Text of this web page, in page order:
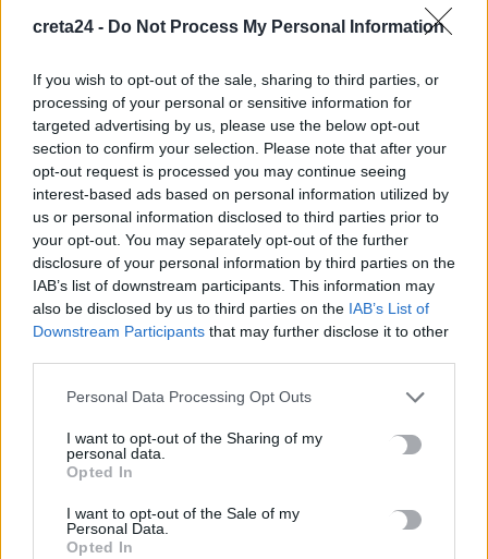
creta24 - Do Not Process My Personal Information
If you wish to opt-out of the sale, sharing to third parties, or
processing of your personal or sensitive information for
targeted advertising by us, please use the below opt-out
section to confirm your selection. Please note that after your
opt-out request is processed you may continue seeing
interest-based ads based on personal information utilized by
us or personal information disclosed to third parties prior to
your opt-out. You may separately opt-out of the further
disclosure of your personal information by third parties on the
IAB’s list of downstream participants. This information may
also be disclosed by us to third parties on the IAB’s List of
Downstream Participants that may further disclose it to other
Personal Data Processing Opt Outs
I want to opt-out of the Sharing of my
personal data.
Opted In
I want to opt-out of the Sale of my
Personal Data.
Opted In
Από την 1η Ιουλίου τίθεται σε εφαρμογή σε όλα τα νοσοκομεία
της χώρας το πρόγραμμα ηλεκτρονικής συνταγογράφησης, όπως
Newsroom 11 Ιουνίου, 2026
ΡΟΗ ΕΙΔΗΣΕΩΝ
Τι λέει η ΕΛ.ΑΣ. για την υπόθεση του τουρίστα στην Κρήτη –
«Δεν προκύπτει αναφορά περιστατικού που να αφορά
ανήλικη»
8 Αυγούστου, 2026
8 Αυγούστου, 2026
Τουρισμός: Η «Οδύσσεια» έφερε άλμα στις κρατήσεις
Τα ζητήματα των στρατιωτικών του Ηρακλείου στο επίκεντρο